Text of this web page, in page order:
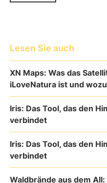
Lesen Sie auch
XN Maps: Was das
iLoveNatura ist und
Iris: Das Tool, das den
verbindet
Iris: Das Tool, das den
verbindet
Waldbrände aus dem